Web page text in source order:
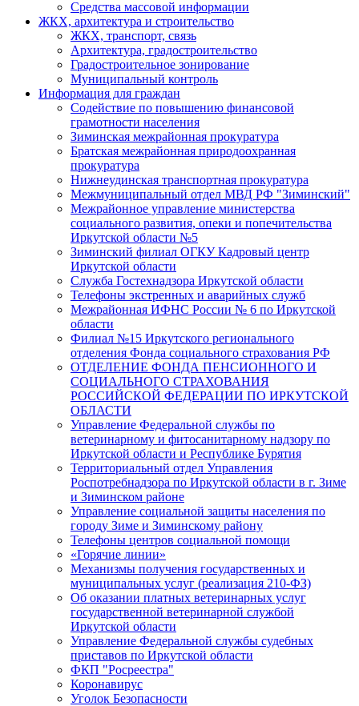
Средства массовой информации
ЖКХ, архитектура и строительство
ЖКХ, транспорт, связь
Архитектура, градостроительство
Градостроительное зонирование
Муниципальный контроль
Информация для граждан
Содействие по повышению финансовой
грамотности населения
Зиминская межрайонная прокуратура
Братская межрайонная природоохранная
прокуратура
Нижнеудинская транспортная прокуратура
Межмуниципальный отдел МВД РФ "Зиминский"
Межрайонное управление министерства
социального развития, опеки и попечительства
Иркутской области №5
Зиминский филиал ОГКУ Кадровый центр
Иркутской области
Служба Гостехнадзора Иркутской области
Телефоны экстренных и аварийных служб
Межрайонная ИФНС России № 6 по Иркутской
области
Филиал №15 Иркутского регионального
отделения Фонда социального страхования РФ
ОТДЕЛЕНИЕ ФОНДА ПЕНСИОННОГО И
СОЦИАЛЬНОГО СТРАХОВАНИЯ
РОССИЙСКОЙ ФЕДЕРАЦИИ ПО ИРКУТСКОЙ
ОБЛАСТИ
Управление Федеральной службы по
ветеринарному и фитосанитарному надзору по
Иркутской области и Республике Бурятия
Территориальный отдел Управления
Роспотребнадзора по Иркутской области в г. Зиме
и Зиминском районе
Управление социальной защиты населения по
городу Зиме и Зиминскому району
Телефоны центров социальной помощи
«Горячие линии»
Механизмы получения государственных и
муниципальных услуг (реализация 210-ФЗ)
Об оказании платных ветеринарных услуг
государственной ветеринарной службой
Иркутской области
Управление Федеральной службы судебных
приставов по Иркутской области
ФКП "Росреестра"
Коронавирус
Уголок Безопасности